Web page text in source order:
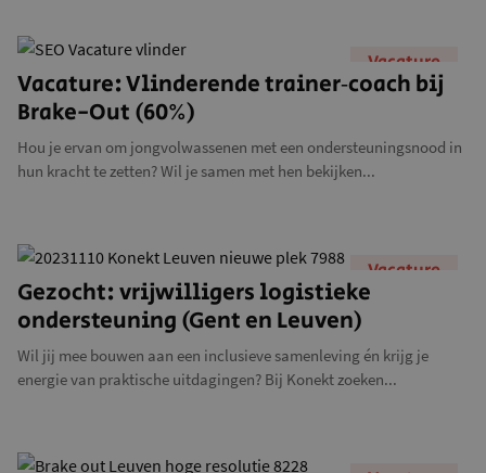
Vacature
Vacature: Vlinderende trainer‑coach bij
Brake-Out (60%)
Hou je ervan om jongvolwassenen met een ondersteuningsnood in
hun kracht te zetten? Wil je samen met hen bekijken...
Vacature
Gezocht: vrijwilligers logistieke
ondersteuning (Gent en Leuven)
Wil jij mee bouwen aan een inclusieve samenleving én krijg je
energie van praktische uitdagingen? Bij Konekt zoeken...